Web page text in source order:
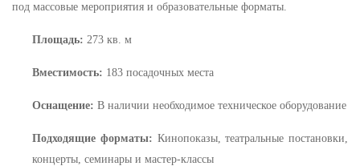
под массовые мероприятия и образовательные форматы.
Площадь: 273 кв. м
Вместимость: 183 посадочных места
Оснащение: В наличии необходимое техническое оборудование
Подходящие форматы: Кинопоказы, театральные постановки,
концерты, семинары и мастер-классы